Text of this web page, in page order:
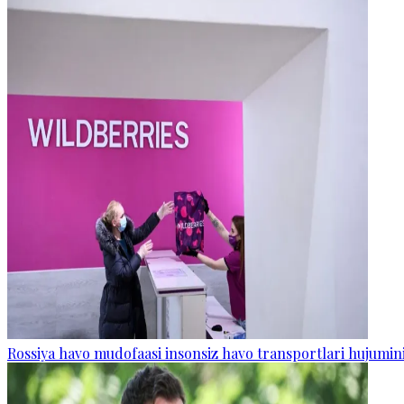
Rossiya havo mudofaasi insonsiz havo transportlari